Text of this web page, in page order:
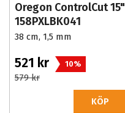
Oregon ControlCut 15"
158PXLBK041
38 cm, 1,5 mm
521 kr 10%
579 kr
KÖP